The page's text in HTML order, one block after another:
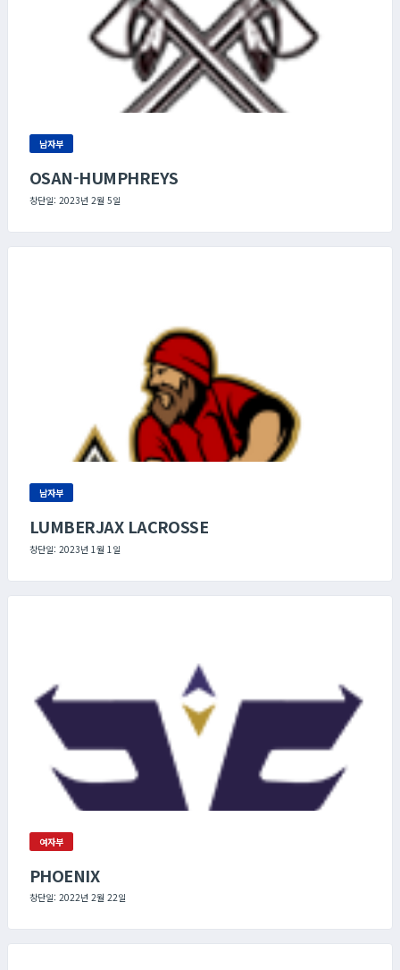
남자부
OSAN-HUMPHREYS
창단일: 2023년 2월 5일
남자부
LUMBERJAX LACROSSE
창단일: 2023년 1월 1일
여자부
PHOENIX
창단일: 2022년 2월 22일